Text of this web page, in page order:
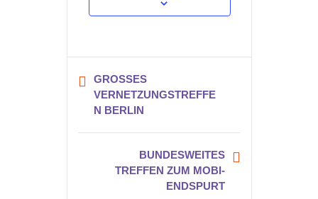
GROSSES V
ERNETZUNGSTREFFEN
BERLIN
BUNDESWEITES
TREFFEN ZUM MOBI-
ENDSPURT